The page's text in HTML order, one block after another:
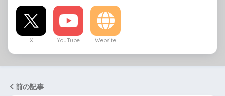
X YouTube Website
前の記事